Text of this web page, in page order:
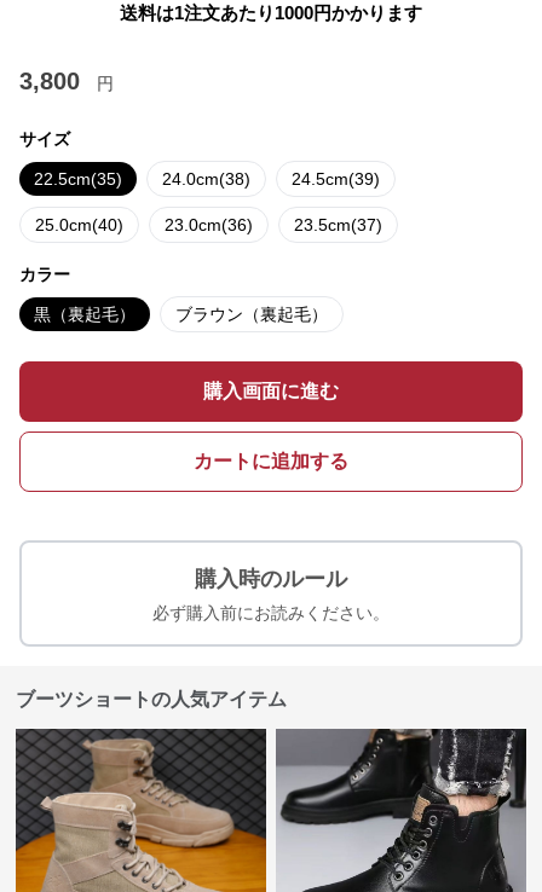
送料は1注文あたり 1000円かかります
3,800 円
サイズ
22.5cm(35) 24.0cm(38) 24.5cm(39)
25.0cm(40) 23.0cm(36) 23.5cm(37)
カラー
黒（裏起毛） ブラウン（裏起毛）
購入画面に進む
カートに追加する
購入時のルール
必ず購入前にお読みください。
ブーツショートの人気アイテム